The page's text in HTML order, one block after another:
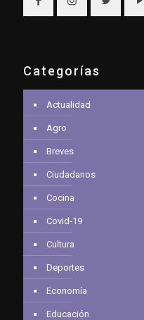
Categorías
Actualidad
Agro
Breves
Ciudadanos
Cocina
Covid-19
Cultura
Deportes
Economía
Educación